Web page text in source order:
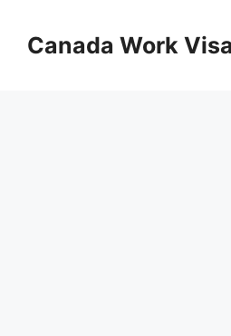
contentCanada Work